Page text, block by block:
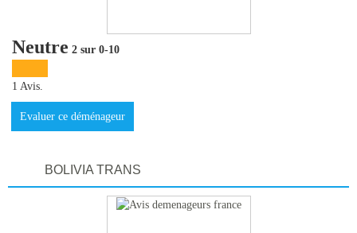
Neutre 2 sur 0-10
1 Avis.
Evaluer ce déménageur
BOLIVIA TRANS